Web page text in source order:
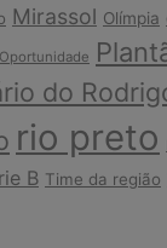
Mirassol Olímpia
Oportunidade
do
rio preto
B Time da região